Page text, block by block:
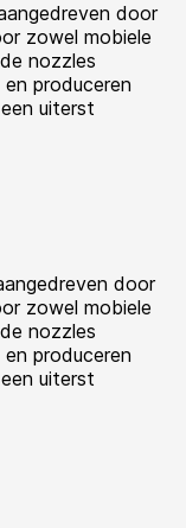
door
zowel mobiele
nozzles
produceren
uiterst
door
zowel mobiele
nozzles
produceren
uiterst